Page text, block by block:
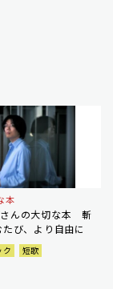
本
んの大切な本 斬
び、より自由に
ク 短歌